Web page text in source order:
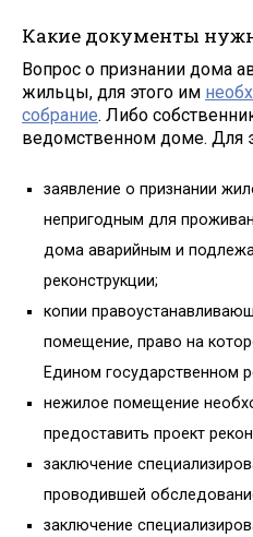
Какие документы
Вопрос о признании дома
жильцы, для этого им
собрание. Либо
ведомственном доме. Для
заявление о признании
непригодным для
дома аварийным и
реконструкции;
копии
помещение, право на
Едином государственном
нежилое помещение
предоставить проект
заключение
проводившей
заключение